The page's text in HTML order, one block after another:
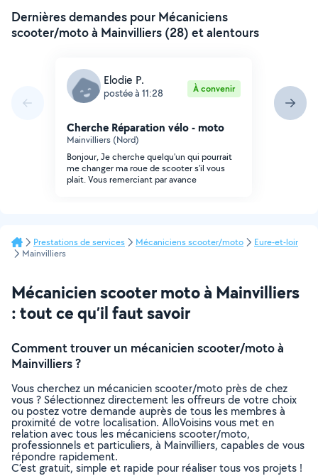
Dernières demandes pour Mécaniciens
scooter/moto à Mainvilliers (28) et alentours
Elodie P.
postée à 11:28 À convenir
Cherche Réparation vélo - moto
Mainvilliers (Nord)
Bonjour, Je cherche quelqu'un qui pourrait
me changer ma roue de scooter s'il vous
plait. Vous remerciant par avance
Prestations de services Mécaniciens scooter/moto
Eure-et-loir
Mainvilliers
Mécanicien scooter moto à Mainvilliers
: tout ce qu’il faut savoir
Comment trouver un mécanicien scooter/moto à
Mainvilliers ?
Vous cherchez un mécanicien scooter/moto près de chez
vous ? Sélectionnez directement les offreurs de votre choix
ou postez votre demande auprès de tous les membres à
proximité de votre localisation. AlloVoisins vous met en
relation avec tous les mécaniciens scooter/moto,
professionnels et particuliers, à Mainvilliers, capables de vous
répondre rapidement.
C’est gratuit, simple et rapide pour réaliser tous vos projets !